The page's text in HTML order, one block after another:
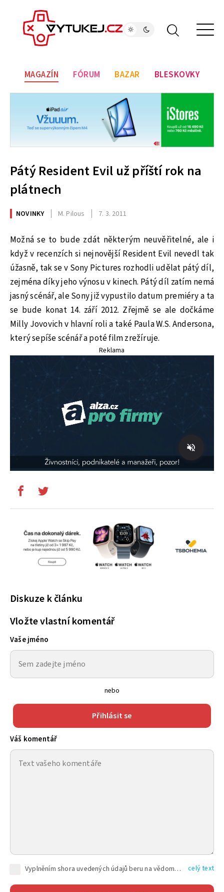
MAGAZÍN FÓRUM BAZAR BLESKOVKY
Pátý Resident Evil už příští rok na
plátnech
NOVINKY M. Pilous 7. 3. 2011
Možná se to bude zdát některým neuvěřitelné, ale i
když v recenzích si nejnovější Resident Evil nevedl tak
úžasně, tak se v Sony Pictures rozhodli udělat pátý díl,
zejména díky jeho výnosu v kinech. Pátý díl zatím nemá
jasný scénář, ale Sony již vypustilo datum premiéry a ta
se bude konat 14. září 2012. Zřejmě se ale dočkáme
Milly Jovovich v hlavní roli a také Paula W.S. Andersona,
který sepíše scénář a poté film zrežíruje.
Reklama
Diskuze k článku
Vložte vlastní komentář
Vaše jméno
nebo
Přihlásit se
Váš komentář
Vyplněním shora uvedených údajů beru na vědomí, že společnost TEXT FACTORY s.r.o., sídlem Brno, Durďákova 336/29, Černá Pole, PSČ: 613 00, IČ: 06157831, zapsané u Krajského soudu v Brně, oddíl C, vložka 100399, bude zpracovávat mé osobní údaje uvedené v rámci mnou vyplněného registračního formuláře na základě oprávněných zájmů TEXT FACTORY s.r.o. dle čl. 6 odst. 1 písm. f) GDPR a pro splnění právních povinností (čl. 6 odst. 1 písm. c) GDPR), a to pro tyto účely: nezbytnost zajistit oprávnění návštěvníka webových stránek provozovaných společností TEXT FACTORY s.r.o. přispívat aktivně ke zveřejněným článkům nebo v rámci diskusních fór a výkon práv TEXT FACTORY s.r.o. jako administrátora těchto diskusních fór. Více informací o zpracování osobních údajů a právech lze nalézt v celý text